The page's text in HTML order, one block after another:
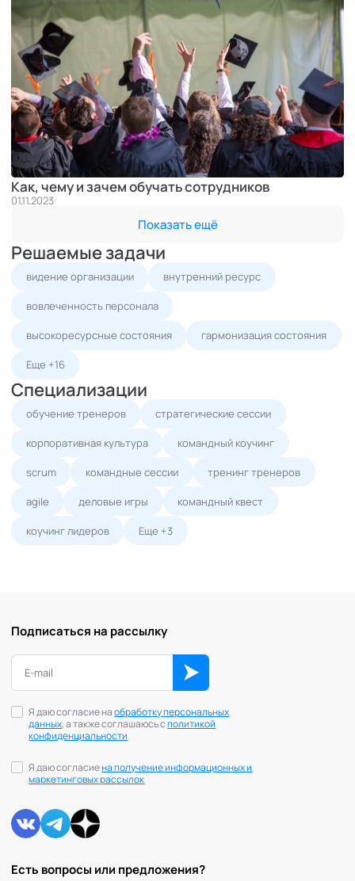
Как, чему и зачем обучать сотрудников
01.11.2023
Показать ещё
Решаемые задачи
видение организации внутренний ресурс
вовлеченность персонала
высокоресурсные состояния гармонизация состояния
Еще +16
Специализации
обучение тренеров стратегические сессии
корпоративная культура командный коучинг
scrum командные сессии тренинг тренеров
agile деловые игры командный квест
коучинг лидеров Еще +3
Есть вопросы или предложения?
Подписаться на рассылку
Я даю согласие наобработку персональных
данных, а также соглашаюсь сполитикой
конфиденциальности
Я даю согласиена получение информационных и
маркетинговых рассылок